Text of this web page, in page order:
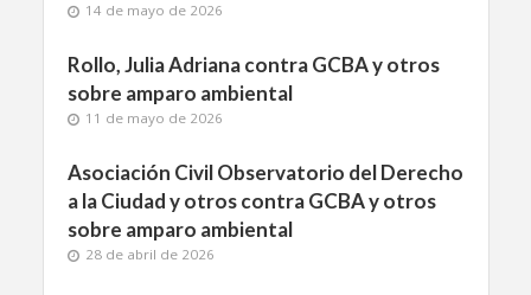
14 de mayo de 2026
Rollo, Julia Adriana contra GCBA y otros
sobre amparo ambiental
11 de mayo de 2026
Asociación Civil Observatorio del Derecho
a la Ciudad y otros contra GCBA y otros
sobre amparo ambiental
28 de abril de 2026